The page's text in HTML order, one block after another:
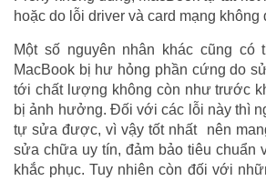
hoặc do lỗi driver và card mạng không
Một số nguyên nhân khác cũng
MacBook bị hư hỏng phần cứng do
tới chất lượng không còn như trước
bị ảnh hưởng. Đối với các lỗi này thì
tự sửa được, vì vậy tốt nhất nên
sửa chữa uy tín, đảm bảo tiêu chuẩn
khắc phục. Tuy nhiên còn đối với